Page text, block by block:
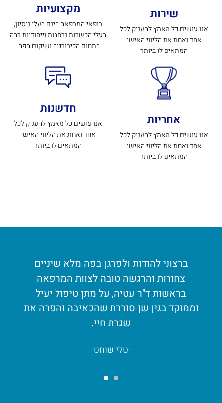
שירות
אנו עושים כל מאמץ להעניק לכל
אחד ואחת את הליווי האישי
המתאים לו ביותר
מקצועיות
רופאי המרפאה הינם בעלי ניסיון,
בעלי הכשרות נרחבות וייחודיות רבה
בתחום הכירורגיה ושיקום הפה.
אחריות
אנו עושים כל מאמץ להעניק לכל
אחד ואחת את הליווי האישי
המתאים לו ביותר
חדשנות
אנו עושים כל מאמץ להעניק לכל
אחד ואחת את הליווי האישי
המתאים לו ביותר
ברצוני להודות ולפרגן בפה מלא שיניים
צחורות והרגשה טובה לצוות המרפאה
בראשות ד"ר עטיה, על מתן טיפול יעיל
וממוקד בגין שן סוררת שהכאיבה והפרה את
שגרת חיי.
-טלי שוחט-